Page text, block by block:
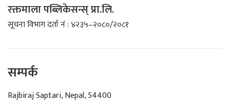
रक्तमाला पब्लिकेसन्स् प्रा.लि.
सूचना विभाग दर्ता नं : ४२३५–२०८०/२०८१
सम्पर्क
Rajbiraj Saptari, Nepal, 54400